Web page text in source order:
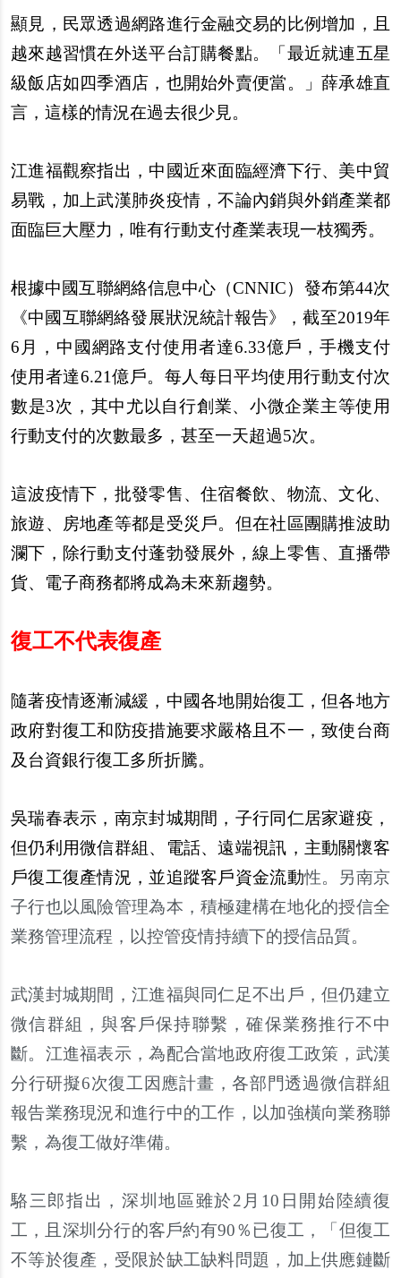
顯見，民眾透過網路進行金融交易的比例增加，且
越來越習慣在外送平台訂購餐點。「最近就連五星
級飯店如四季酒店，也開始外賣便當。」薛承雄直
言，這樣的情況在過去很少見。
江進福觀察指出，中國近來面臨經濟下行、美中貿
易戰，加上武漢肺炎疫情，不論內銷與外銷產業都
面臨巨大壓力，唯有行動支付產業表現一枝獨秀。
根據中國互聯網絡信息中心（CNNIC）發布第44次
《中國互聯網絡發展狀況統計報告》，截至2019年
6月，中國網路支付使用者達6.33億戶 ，手機支付
使用者達6.21億戶。 每人 每日平均使用行動支付次
數是3次，其中尤以自行創業、小微企業主等使用
行動支付的次數最多，甚至一天超過5次。
這波疫情下，批發零售、住宿餐飲、物流、文化、
旅遊、房地產等都是受災 戶。但在社區團購推波助
瀾下，除行動支付蓬勃發展外，線上零售、直播帶
貨、電子商務都將成為未來新趨勢。
復工不代表復產
隨著疫情逐漸減緩，中國各地開始復工，但各地方
政府對復工和防疫措施要求嚴格且不一，致使台商
及台資銀行復工多所折騰。
吳瑞春表示，南京封城期間，子行同仁居家避疫，
但仍利用微信群組、電話、遠端視訊，主動關懷客
戶復工復產情況，並追蹤客戶資金流動性。 另南京
子行也以風險管理為本，積極建構在地化的授信全
業務管理流程，以控管疫情持續下的授信品質。
武漢封城期間，江進福與同仁足不出 戶 ，但仍建立
微信群組，與客 戶保持聯繫 ，確保業務推行不中
斷。江進福表示，為配合當地政府復工政策，武漢
分行研擬6次復工因應計畫，各部門透過微信群組
報告業務現況和進行中的工作，以加強橫向業務聯
繫 ，為復工做好準備。
駱三郎指出，深圳地區雖於2月10日開始陸續復
工，且深圳分行的客戶約有90％已復工，「但復工
不等於復產 ，受限於缺工缺料問題，加上供應鏈斷